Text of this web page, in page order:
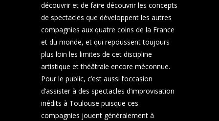
découvrir et de faire découvrir les concepts
de spectacles que développent les autres
compagnies aux quatre coins de la France
et du monde, et qui repoussent toujours
plus loin les limites de cet discipline
artistique et théâtrale encore méconnue.
Pour le public, c’est aussi l’occasion
d’assister à des spectacles d’improvisation
inédits à Toulouse puisque ces
compagnies jouent généralement à